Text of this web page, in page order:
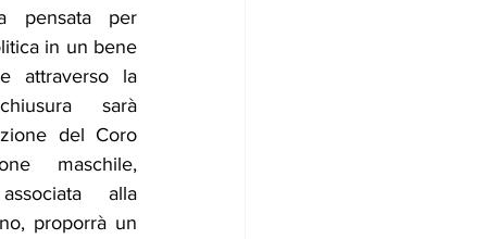
pensata per
in un bene
attraverso la
sarà
del Coro
maschile,
alla
proporrà un